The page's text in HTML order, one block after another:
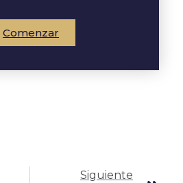
Comenzar
Siguiente